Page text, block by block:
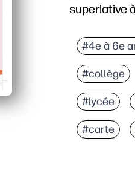
superlative
#4e à 6e
#collège
#lycée
#carte